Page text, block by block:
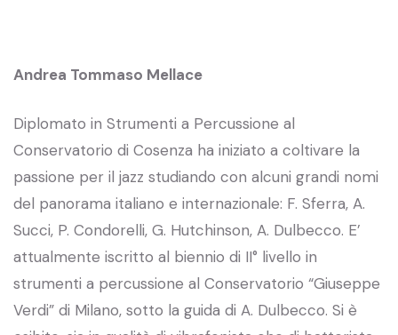
Andrea Tommaso Mellace
Diplomato in Strumenti a Percussione al
Conservatorio di Cosenza ha iniziato a coltivare la
passione per il jazz studiando con alcuni grandi nomi
del panorama italiano e internazionale: F. Sferra, A.
Succi, P. Condorelli, G. Hutchinson, A. Dulbecco. E’
attualmente iscritto al biennio di II° livello in
strumenti a percussione al Conservatorio “Giuseppe
Verdi” di Milano, sotto la guida di A. Dulbecco. Si è